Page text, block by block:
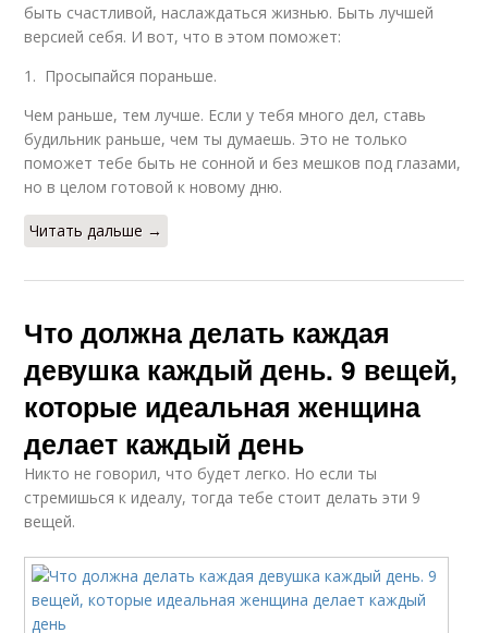
быть счастливой, наслаждаться жизнью. Быть лучшей
версией себя. И вот, что в этом поможет:
1. Просыпайся пораньше.
Чем раньше, тем лучше. Если у тебя много дел, ставь
будильник раньше, чем ты думаешь. Это не только
поможет тебе быть не сонной и без мешков под глазами,
но в целом готовой к новому дню.
Читать дальше →
Что должна делать каждая
девушка каждый день. 9 вещей,
которые идеальная женщина
делает каждый день
Никто не говорил, что будет легко. Но если ты
стремишься к идеалу, тогда тебе стоит делать эти 9
вещей.